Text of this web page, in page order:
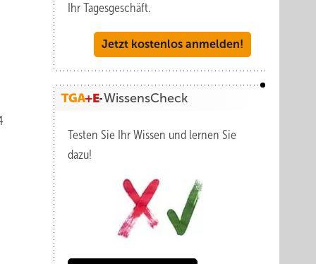
Ihr Tagesgeschäft.
Jetzt kostenlos anmelden!
WissensCheck
Testen Sie Ihr Wissen und lernen Sie
dazu!